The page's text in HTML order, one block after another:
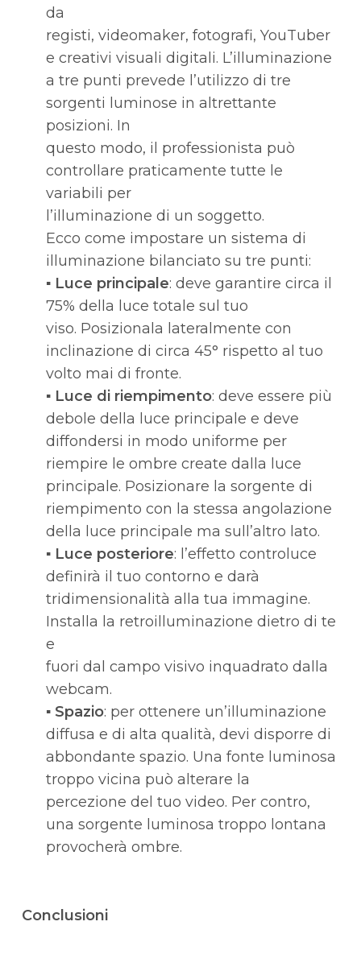
da
registi, videomaker, fotografi, YouTuber
e creativi visuali digitali. L’illuminazione
a tre punti prevede l’utilizzo di tre
sorgenti luminose in altrettante
posizioni. In
questo modo, il professionista può
controllare praticamente tutte le
variabili per
l’illuminazione di un soggetto.
Ecco come impostare un sistema di
illuminazione bilanciato su tre punti:
▪ Luce principale: deve garantire circa il
75% della luce totale sul tuo
viso. Posizionala lateralmente con
inclinazione di circa 45° rispetto al tuo
volto mai di fronte.
▪ Luce di riempimento: deve essere più
debole della luce principale e deve
diffondersi in modo uniforme per
riempire le ombre create dalla luce
principale. Posizionare la sorgente di
riempimento con la stessa angolazione
della luce principale ma sull’altro lato.
▪ Luce posteriore: l’effetto controluce
definirà il tuo contorno e darà
tridimensionalità alla tua immagine.
Installa la retroilluminazione dietro di te
e
fuori dal campo visivo inquadrato dalla
webcam.
▪ Spazio: per ottenere un’illuminazione
diffusa e di alta qualità, devi disporre di
abbondante spazio. Una fonte luminosa
troppo vicina può alterare la
percezione del tuo video. Per contro,
una sorgente luminosa troppo lontana
provocherà ombre.
Conclusioni